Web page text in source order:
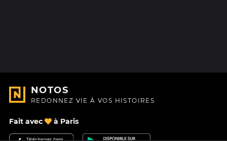
NOTOS
REDONNEZ VIE À VOS HISTOIRES
Fait avec à Paris